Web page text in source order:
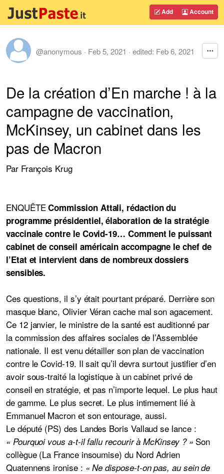
Add Account
@anonymous · Feb 5, 2021 · edited: Feb 6, 2021
De la création d’En marche ! à la
campagne de vaccination,
McKinsey, un cabinet dans les
pas de Macron
Par François Krug
ENQUÊTECommission Attali, rédaction du
programme présidentiel, élaboration de la stratégie
vaccinale contre le Covid-19… Comment le puissant
cabinet de conseil américain accompagne le chef de
l’Etat et intervient dans de nombreux dossiers
sensibles.
Ces questions, il s’y était pourtant préparé. Derrière son
masque blanc, Olivier Véran cache mal son agacement.
Ce 12 janvier, le ministre de la santé est auditionné par
la commission des affaires sociales de l’Assemblée
nationale. Il est venu détailler son plan de vaccination
contre le Covid-19. Il sait qu’il devra surtout justifier d’en
avoir sous-traité la logistique à un cabinet privé de
conseil en stratégie, et pas n’importe lequel. Le plus haut
de gamme. Le plus secret. Le plus intimement lié à
Emmanuel Macron et son entourage, aussi.
Le député (PS) des Landes Boris Vallaud se lance :
« Pourquoi vous a-t-il fallu recourir à McKinsey ? » Son
collègue (La France insoumise) du Nord Adrien
Quatennens ironise : «Ne dispose-t-on pas, au sein de